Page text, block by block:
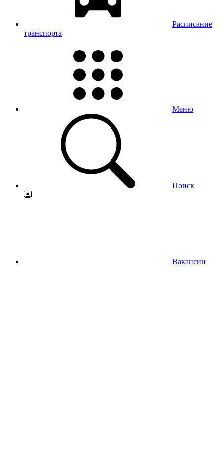
Расписание
транспорта
Меню
Поиск
Вакансии